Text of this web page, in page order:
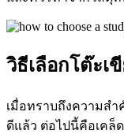
วิธีเลือกโต๊ะเ
เมื่อทราบถึงความส
ดีแล้ว ต่อไปนี้คือเคล็